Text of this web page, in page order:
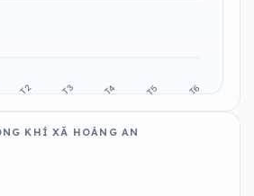
KHÍ XÃ HOÀNG AN